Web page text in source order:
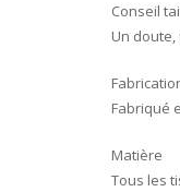
Conseil
Un
Fabriqué
Matière
Tous les